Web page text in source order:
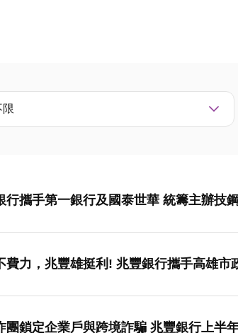
限
行攜手第一銀行及國泰世華 統籌主辦技
費力，兆豐雄挺利! 兆豐銀行攜手高雄
防堵詐團鎖定企業戶與跨境詐騙